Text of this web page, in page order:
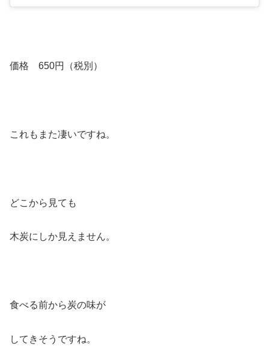
価格 650円（税別）
これもまた凄いですね。
どこから見ても
木炭にしか見えません。
食べる前から炭の味が
してきそうですね。